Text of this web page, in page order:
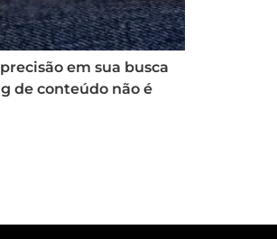
em sua busca
de conteúdo não é